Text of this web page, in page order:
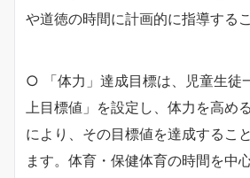
や道徳の時間に計画的に指導する
○ 「体力」達成目標は、児童生徒
上目標値」を設定し、体力を高め
により、その目標値を達成するこ
ます。体育・保健体育の時間を中